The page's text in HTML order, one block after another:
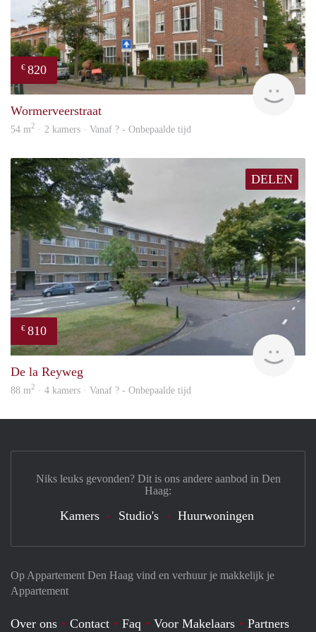
€ 820
Wormerveerstraat
54 m2 · 2 kamers · Vanaf ? - Onbepaalde tijd
DELEN
€ 810
De la Reyweg
88 m2 · 4 kamers · Vanaf ? - Onbepaalde tijd
Op Appartement Den Haag vind en verhuur je makkelijk je
Appartement
Over ons Contact Faq Voor Makelaars Partners
Niks leuks gevonden? Dit is ons andere aanbod in Den
Haag:
Kamers Studio's Huurwoningen